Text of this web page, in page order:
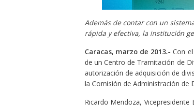
Además de contar con un
rápida y efectiva, la institución
Caracas, marzo de 2013.-Con
de un Centro de Tramitación de
autorización de adquisición de
la Comisión de Administración de
Ricardo Mendoza,